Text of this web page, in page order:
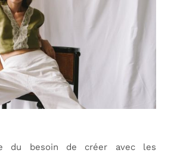
du besoin de créer avec les